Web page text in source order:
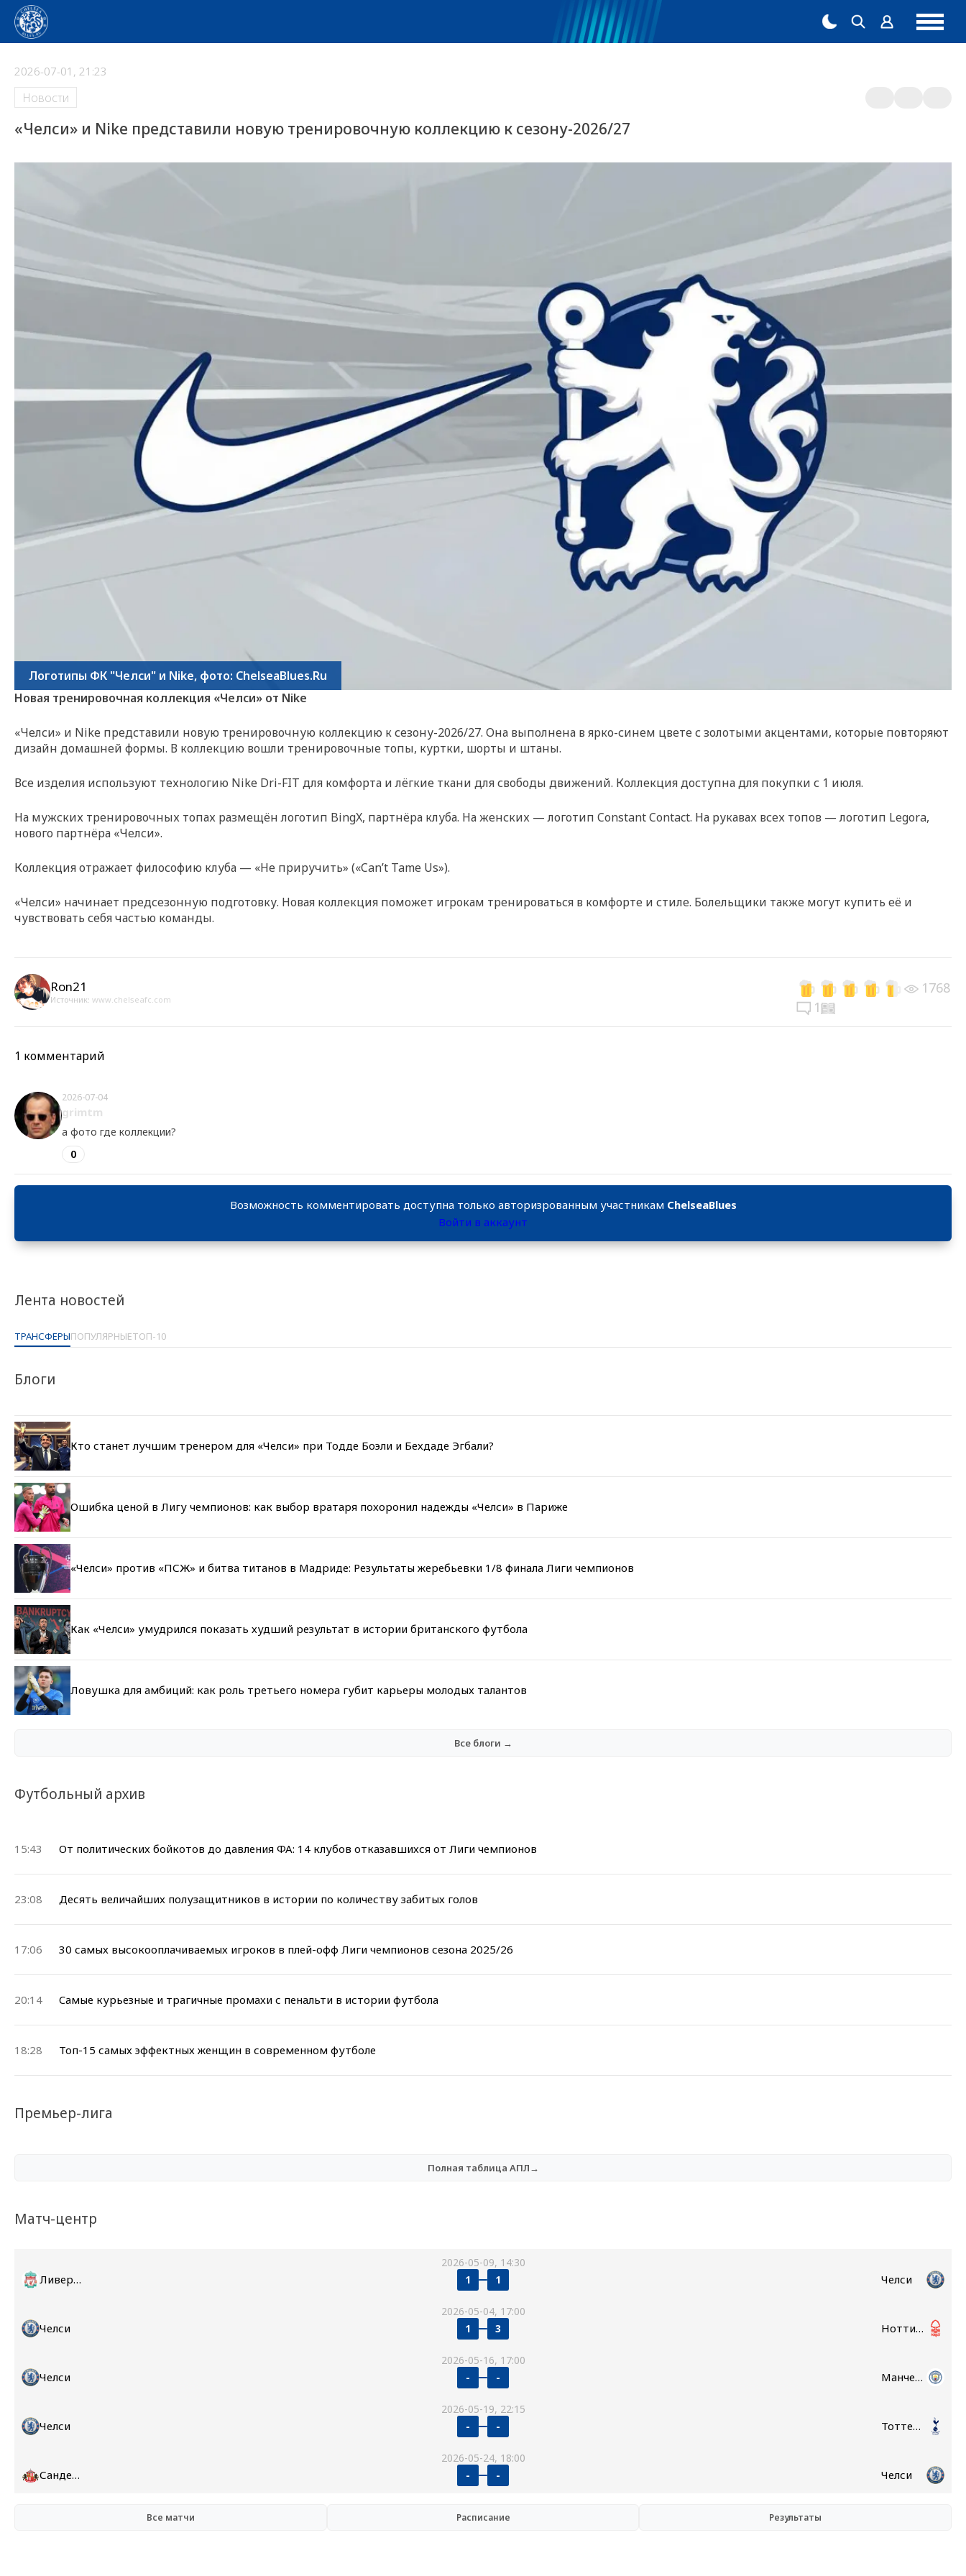
Лента новостей
ТРАНСФЕРЫПОПУЛЯРНЫЕТОП-10
Блоги
Кто станет лучшим тренером для «Челси» при Тодде Боэли и Бехдаде Эгбали?
Ошибка ценой в Лигу чемпионов: как выбор вратаря похоронил надежды «Челси» в Париже
«Челси» против «ПСЖ» и битва титанов в Мадриде: Результаты жеребьевки 1/8 финала Лиги чемпионов
Как «Челси» умудрился показать худший результат в истории британского футбола
Ловушка для амбиций: как роль третьего номера губит карьеры молодых талантов
Все блоги →
Футбольный архив
15:43 От политических бойкотов до давления ФА: 14 клубов отказавшихся от Лиги чемпионов
23:08 Десять величайших полузащитников в истории по количеству забитых голов
17:06 30 самых высокооплачиваемых игроков в плей-офф Лиги чемпионов сезона 2025/26
20:14 Cамые курьезные и трагичные промахи с пенальти в истории футбола
18:28 Топ-15 самых эффектных женщин в современном футболе
2026-07-01, 21:23
Новости
«Челси» и Nike представили новую тренировочную коллекцию к сезону-2026/27
Логотипы ФК "Челси" и Nike, фото: ChelseaBlues.Ru
Новая тренировочная коллекция «Челси» от Nike
«Челси» и Nike представили новую тренировочную коллекцию к сезону-2026/27. Она выполнена в ярко-синем цвете с золотыми акцентами, которые повторяют
дизайн домашней формы. В коллекцию вошли тренировочные топы, куртки, шорты и штаны.
Все изделия используют технологию Nike Dri-FIT для комфорта и лёгкие ткани для свободы движений. Коллекция доступна для покупки с 1 июля.
На мужских тренировочных топах размещён логотип BingX, партнёра клуба. На женских — логотип Constant Contact. На рукавах всех топов — логотип Legora,
нового партнёра «Челси».
Коллекция отражает философию клуба — «Не приручить» («Can’t Tame Us»).
«Челси» начинает предсезонную подготовку. Новая коллекция поможет игрокам тренироваться в комфорте и стиле. Болельщики также могут купить её и
чувствовать себя частью команды.
Ron21
Источник: www.chelseafc.com
1768
1
1 комментарий
2026-07-04
grimtm
а фото где коллекции?
0
Возможность комментировать доступна только авторизрованным участникам ChelseaBlues
Войти в аккаунт
Премьер-лига
Полная таблица АПЛ→
Матч-центр
2026-05-09, 14:30
Ливерпуль 1 1 Челси
2026-05-04, 17:00
Челси 1 3 Ноттингем Форест
2026-05-16, 17:00
Челси - - Манчестер Сити
2026-05-19, 22:15
Челси - - Тоттенхэм
2026-05-24, 18:00
Сандерленд - - Челси
Все матчи Расписание Результаты